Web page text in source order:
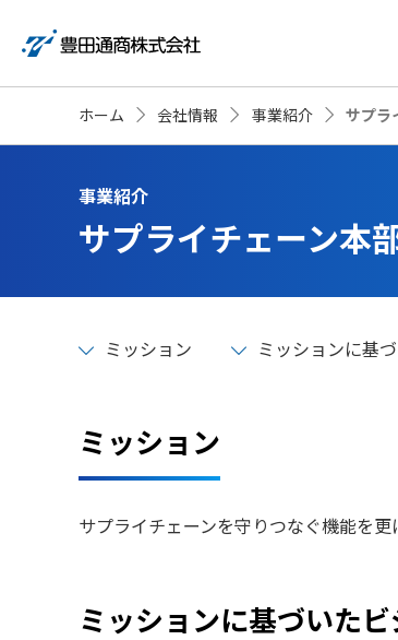
ホーム 会社情報 事業紹介 サプラ
事業紹介
サプライチェーン本
ミッション ミッションに基
ミッション
サプライチェーンを守りつなぐ機能を
ミッションに基づいた